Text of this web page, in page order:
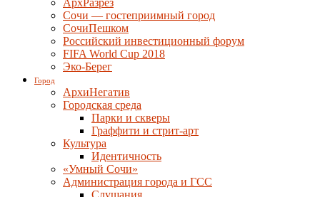
АрхРазрез
Сочи — гостеприимный город
СочиПешком
Российский инвестиционный форум
FIFA World Cup 2018
Эко-Берег
Город
АрхиНегатив
Городская среда
Парки и скверы
Граффити и стрит-арт
Культура
Идентичность
«Умный Сочи»
Администрация города и ГСС
Слушания